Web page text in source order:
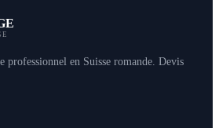
professionnel en Suisse romande. Devis